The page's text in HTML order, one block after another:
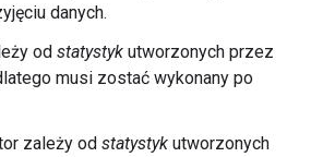
danych.
od statystyk utworzonych przez
musi zostać wykonany po
zależy od statystyk utworzonych